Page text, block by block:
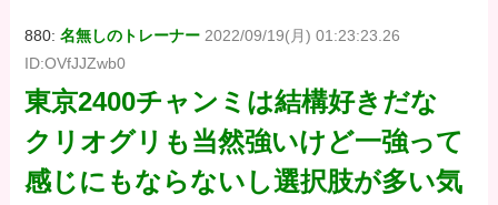
880:名無しのトレーナー 2022/09/19(月) 01:23:23.26
ID:OVfJJZwb0
東京2400チャンミは結構好きだな
クリオグリも当然強いけど一強って
感じにもならないし選択肢が多い気